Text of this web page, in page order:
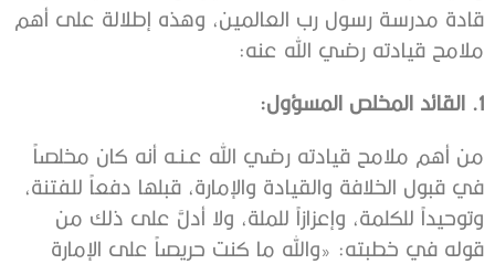
قادة مدرسة رسول رب العالمين، وهذه إطلالة على أهم
ملامح قيادته رضي الله عنه:
1. القائد المخلص المسؤول:
من أهم ملامح قيادته رضي الله عـنـه أنه كان مخلصاً
في قبول الخلافة والقيادة والإمارة، قبلها دفعاً للفتنة،
وتوحيداً للكلمة، وإعزازاً للملة، ولا أدلَّ على ذلك من
قوله في خطبته: «والله ما كنت حريصاً على الإمارة